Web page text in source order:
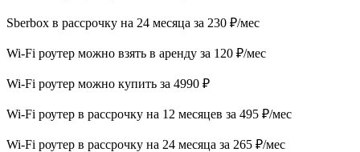
Sberbox в рассрочку на 24 месяца за 230 ₽/мес
Wi-Fi роутер можно взять в аренду за 120 ₽/мес
Wi-Fi роутер можно купить за 4990 ₽
Wi-Fi роутер в рассрочку на 12 месяцев за 495 ₽/мес
Wi-Fi роутер в рассрочку на 24 месяца за 265 ₽/мес